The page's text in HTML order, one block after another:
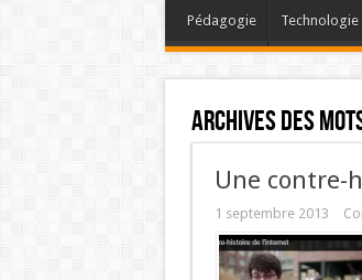
Pédagogie Technologie
Archives des
Une contre-
1 septembre 2013